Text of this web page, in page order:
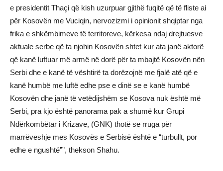
e presidentit Thaçi që kish uzurpuar gjithë fuqitë që të fliste ai
për Kosovën me Vuciqin, nervozizmi i opinionit shqiptar nga
frika e shkëmbimeve të territoreve, kërkesa ndaj drejtuesve
aktuale serbe që ta njohin Kosovën shtet kur ata janë aktorë
që kanë luftuar më armë në dorë për ta mbajtë Kosovën nën
Serbi dhe e kanë të vështirë ta dorëzojnë me fjalë atë që e
kanë humbë me luftë edhe pse e dinë se e kanë humbë
Kosovën dhe janë të vetëdijshëm se Kosova nuk është më
Serbi, pra kjo është panorama pak a shumë kur Grupi
Ndërkombëtar i Krizave, (GNK) thotë se rruga për
marrëveshje mes Kosovës e Serbisë është e “turbullt, por
edhe e ngushtë””, thekson Shahu.